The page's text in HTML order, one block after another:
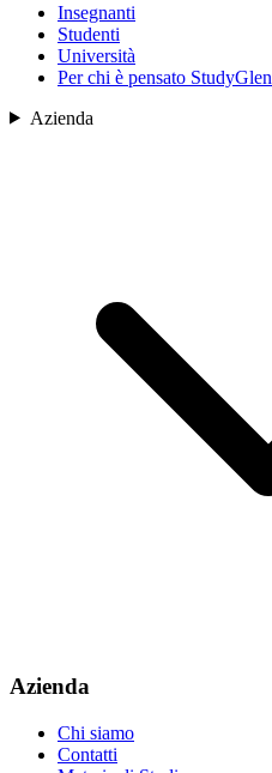
Insegnanti
Studenti
Università
Per chi è pensato StudyGlen
Azienda
Azienda
Chi siamo
Contatti